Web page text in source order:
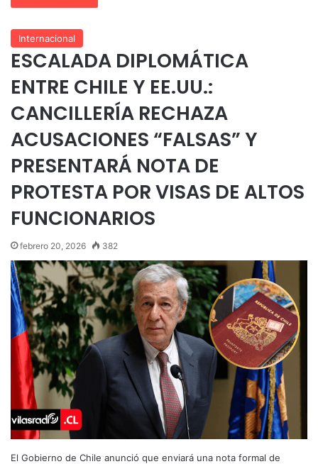
Internacional
ESCALADA DIPLOMÁTICA
ENTRE CHILE Y EE.UU.:
CANCILLERÍA RECHAZA
ACUSACIONES “FALSAS” Y
PRESENTARÁ NOTA DE
PROTESTA POR VISAS DE ALTOS
FUNCIONARIOS
febrero 20, 2026 382
El Gobierno de Chile anunció que enviará una nota formal de